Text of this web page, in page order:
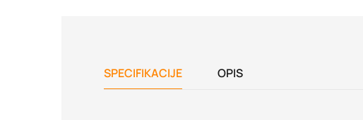
SPECIFIKACIJE OPIS